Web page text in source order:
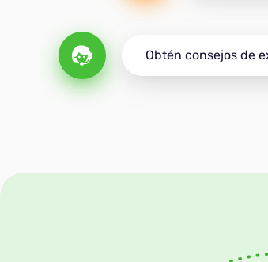
Obtén consejos de